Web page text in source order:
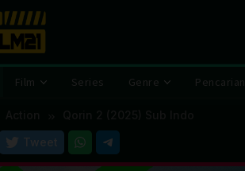
Film Series Genre Pencarian
Tweet